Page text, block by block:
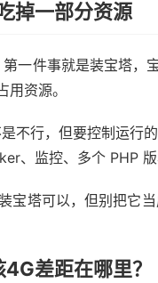
掉一部分资源
一件事就是装宝塔，
资源。
不行，但要控制运行
、监控、多个 PHP
宝塔可以，但别把它当
差距在哪里？